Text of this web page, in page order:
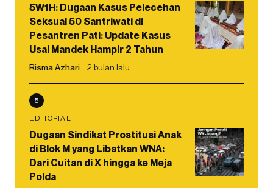
5W1H: Dugaan Kasus Pelecehan
Seksual 50 Santriwati di
Pesantren Pati: Update Kasus
Usai Mandek Hampir 2 Tahun
Risma Azhari 2 bulan lalu
5
EDITORIAL
Dugaan Sindikat Prostitusi Anak
di Blok M yang Libatkan WNA:
Dari Cuitan di X hingga ke Meja
Polda